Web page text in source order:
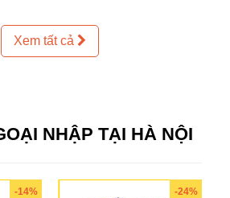
Xem tất cả
NHẬP TẠI HÀ NỘI
-14% -24%